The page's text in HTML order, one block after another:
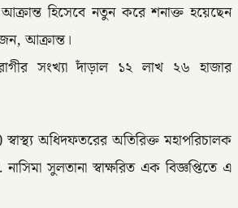
হিসেবে নতুন করে শনাক্ত হয়েছেন
আক্রান্ত।
সংখ্যা দাঁড়াল ১২ লাখ ২৬ হাজার
অধিদফতরের অতিরিক্ত মহাপরিচালক
সুলতানা স্বাক্ষরিত এক বিজ্ঞপ্তিতে এ